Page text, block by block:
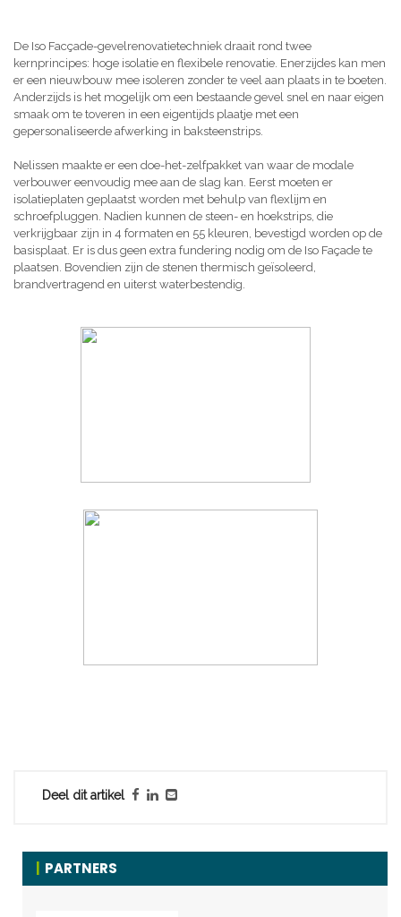
De Iso Facçade-gevelrenovatietechniek draait rond twee
kernprincipes: hoge isolatie en flexibele renovatie. Enerzijdes kan men
er een nieuwbouw mee isoleren zonder te veel aan plaats in te boeten.
Anderzijds is het mogelijk om een bestaande gevel snel en naar eigen
smaak om te toveren in een eigentijds plaatje met een
gepersonaliseerde afwerking in baksteenstrips.
Nelissen maakte er een doe-het-zelfpakket van waar de modale
verbouwer eenvoudig mee aan de slag kan. Eerst moeten er
isolatieplaten geplaatst worden met behulp van flexlijm en
schroefpluggen. Nadien kunnen de steen- en hoekstrips, die
verkrijgbaar zijn in 4 formaten en 55 kleuren, bevestigd worden op de
basisplaat. Er is dus geen extra fundering nodig om de Iso Façade te
plaatsen. Bovendien zijn de stenen thermisch geïsoleerd,
brandvertragend en uiterst waterbestendig.
Deel dit artikel
PARTNERS